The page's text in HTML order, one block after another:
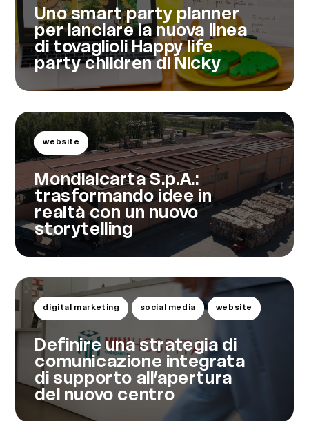
Uno smart party planner
per lanciare la nuova linea
di tovaglioli Happy life
party children di Nicky
website
Mondialcarta S.p.A.:
trasformando idee in
realtà con un nuovo
storytelling
digital marketing social media website
Definire una strategia di
comunicazione integrata
di supporto all’apertura
del nuovo centro